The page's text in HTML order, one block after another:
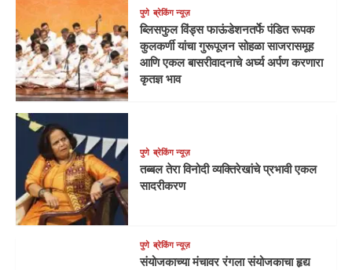
पुणे ब्रेकिंग न्यूज़
ब्लिसफुल विंड्स फाऊंडेशनतर्फे पंडित रूपक
कुलकर्णी यांचा गुरूपूजन सोहळा साजरासमूह
आणि एकल बासरीवादनाचे अर्घ्य अर्पण करणारा
कृतज्ञ भाव
पुणे ब्रेकिंग न्यूज़
तब्बल तेरा विनोदी व्यक्तिरेखांचे प्रभावी एकल
सादरीकरण
पुणे ब्रेकिंग न्यूज़
संयोजकाच्या मंचावर रंगला संयोजकाचा हृद्य